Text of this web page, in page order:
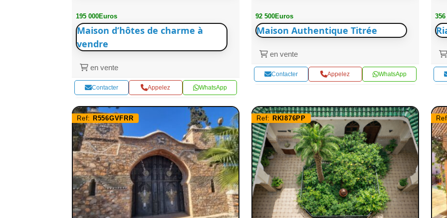
195 000Euros
Maison d’hôtes de charme à
vendre
en vente
Contacter Appelez WhatsApp
92 500Euros
Maison Authentique Titrée
en vente
Contacter Appelez WhatsApp
356
Ref: R556GVFRR Ref: RKI876PP